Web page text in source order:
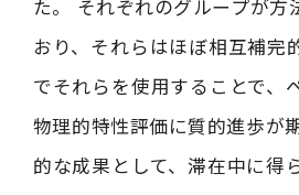
た。 それぞれのグループが方
おり、それらはほぼ相互補完
でそれらを使用することで、
物理的特性評価に質的進歩が
的な成果として、滞在中に得